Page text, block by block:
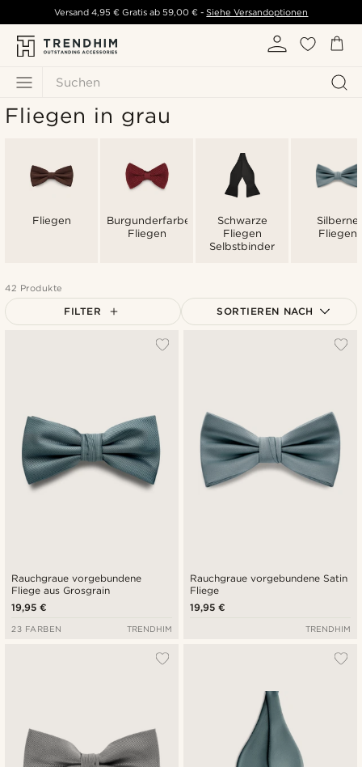
Suchen
Versand 4,95 € Gratis ab 59,00 € - Siehe Versandoptionen
Fliegen in grau
Fliegen
Burgunderfarbene
Fliegen
Schwarze
Fliegen
Selbstbinder
Silberne
Fliegen
42 Produkte
FILTER SORTIEREN NACH
Höchster Preis
Rauchgraue vorgebundene
Fliege aus Grosgrain
19,95 €
23 FARBEN TRENDHIM
Rauchgraue vorgebundene Satin
Fliege
19,95 €
TRENDHIM